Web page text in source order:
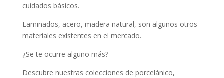
cuidados básicos.
Laminados, acero, madera natural, son algunos otros
materiales existentes en el mercado.
¿Se te ocurre alguno más?
Descubre nuestras colecciones de porcelánico,